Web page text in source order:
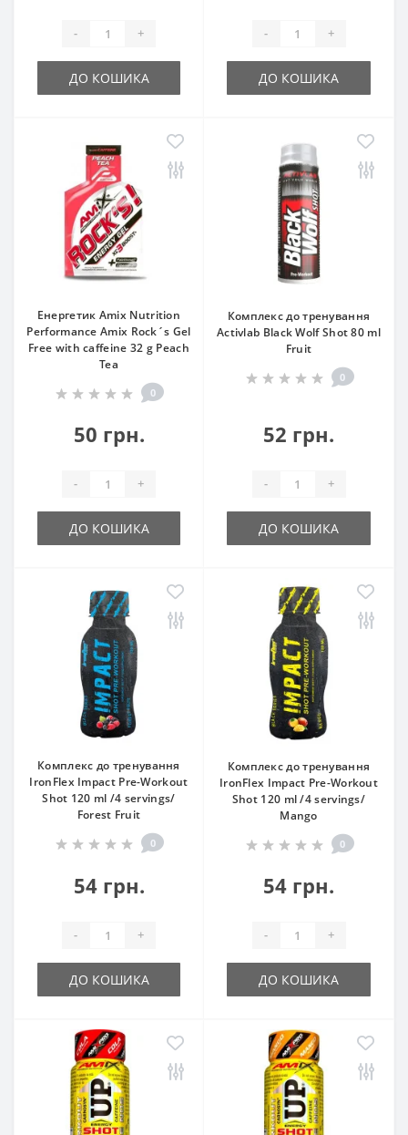
- +
ДО КОШИКА
- +
ДО КОШИКА
Енергетик Amix Nutrition
Performance Amix Rock´s Gel
Free with caffeine 32 g Peach
Tea
0
50 грн.
- +
ДО КОШИКА
Комплекс до тренування
Activlab Black Wolf Shot 80 ml
Fruit
0
52 грн.
- +
ДО КОШИКА
Комплекс до тренування
IronFlex Impact Pre-Workout
Shot 120 ml /4 servings/
Forest Fruit
0
54 грн.
- +
ДО КОШИКА
Комплекс до тренування
IronFlex Impact Pre-Workout
Shot 120 ml /4 servings/
Mango
0
54 грн.
- +
ДО КОШИКА